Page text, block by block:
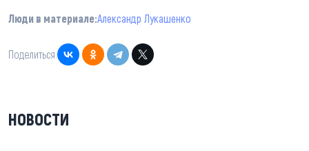
Люди в материале:Александр Лукашенко
Поделиться:
НОВОСТИ